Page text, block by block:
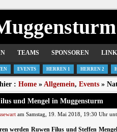
TEAMS SPONSOREN
EVENTS HERREN 1 HERREN 2
: Home » Allgemein, Events »
und Mengel in Muggensturm
am Samstag, 19. Mai 2018, 19:30 Uhr
werden Ruwen Filus und Steffen